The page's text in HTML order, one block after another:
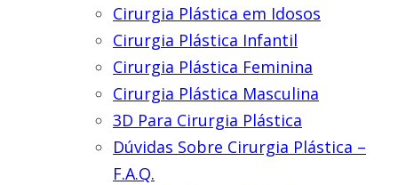
Cirurgia Plástica em Idosos
Cirurgia Plástica Infantil
Cirurgia Plástica Feminina
Cirurgia Plástica Masculina
3D Para Cirurgia Plástica
Dúvidas Sobre Cirurgia Plástica –
F.A.Q.